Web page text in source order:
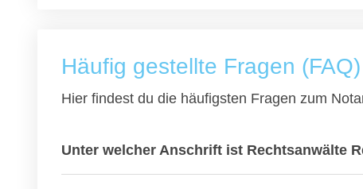
Häufig gestellte Fragen
Hier findest du die häufigsten Fragen zum
Unter welcher Anschrift ist Rechtsanwälte